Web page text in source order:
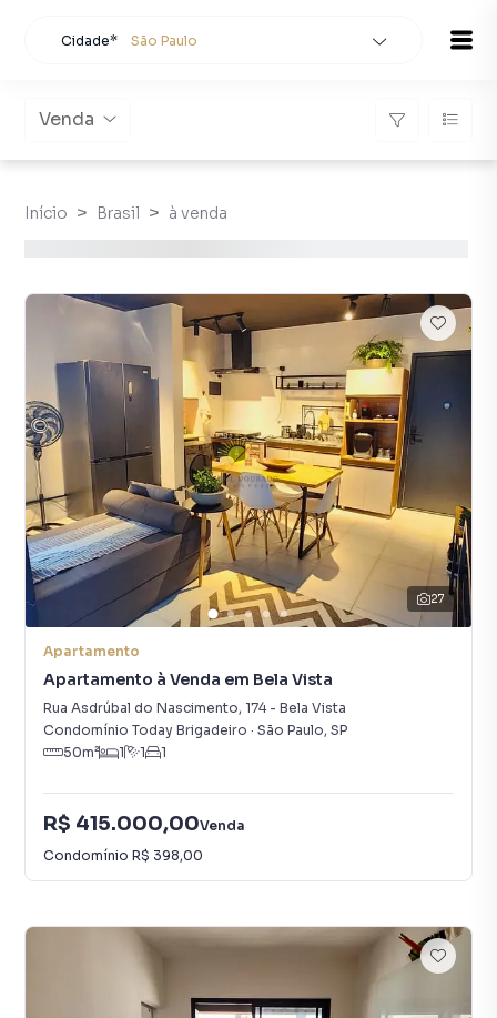
Cidade* São Paulo
Venda
Início Brasil à venda
27
Apartamento
Apartamento à Venda em Bela Vista
Rua Asdrúbal do Nascimento, 174- Bela Vista
Condomínio Today Brigadeiro · São Paulo, SP
50m² 1 1 1
R$ 415.000,00Venda
Condomínio R$ 398,00